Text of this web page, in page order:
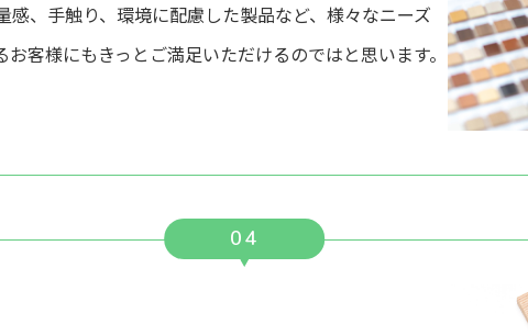
、手触り、環境に配慮した製品など、様々なニーズ
客様にもきっとご満足いただけるのではと思います。
04